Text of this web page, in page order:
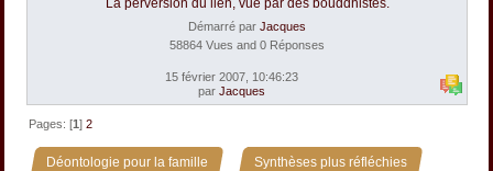
La perversion du lien, vue par des bouddhistes.
Démarré par Jacques
58864 Vues and 0 Réponses
15 février 2007, 10:46:23
par Jacques
Pages: [1]2
Déontologie pour la famille » Synthèses plus réfléchies »